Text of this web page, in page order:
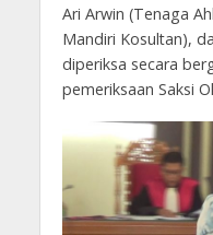
Ari Arwin (Tenaga
Mandiri Kosultan),
diperiksa secara
pemeriksaan Saksi